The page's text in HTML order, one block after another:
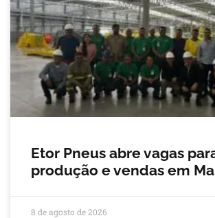
Etor Pneus abre vagas
produção e vendas em
8 de agosto de 2026